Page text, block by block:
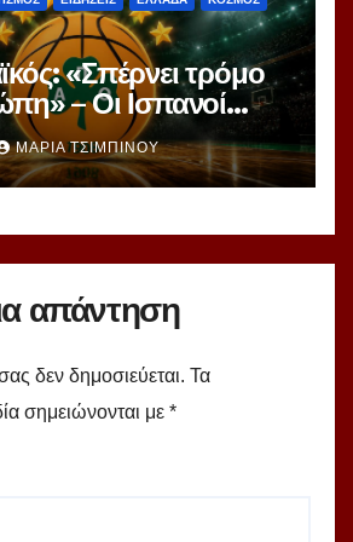
«Σπέρνει τρόμο
– Οι Ισπανοί
πράσινη
ΜΑΡΊΑ ΤΣΙΜΠΙΝΟΎ
απάντηση
δεν δημοσιεύεται. Τα
σημειώνονται με *